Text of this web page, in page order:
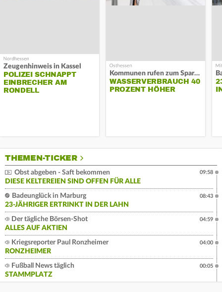
Zeugenhinweis in Kassel
POLIZEI SCHNAPPT
EINBRECHER AM
RONDELL
Kommunen rufen zum Sparen auf
WASSERVERBRAUCH 40
PROZENT HÖHER
THEMEN-TICKER
Obst abgeben - Saft bekommen
DIESE KELTEREIEN SIND OFFEN FÜR ALLE
09:58
Badeunglück in Marburg
23-JÄHRIGER ERTRINKT IN DER LAHN
08:43
Der tägliche Börsen-Shot
ALLES AUF AKTIEN
04:59
Kriegsreporter Paul Ronzheimer
RONZHEIMER
04:00
Fußball News täglich
STAMMPLATZ
00:05